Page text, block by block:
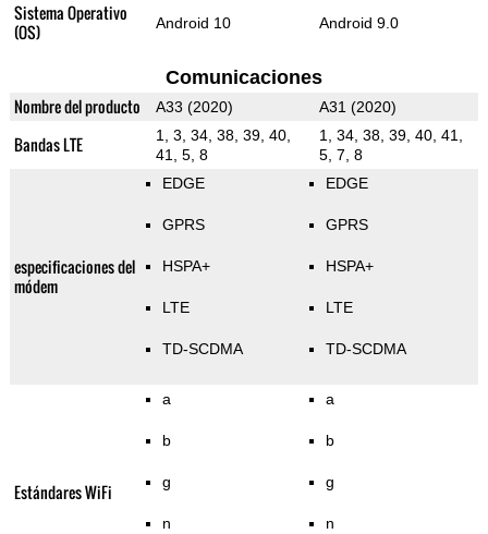
Sistema Operativo
(OS)
Android 10 Android 9.0
Comunicaciones
Nombre del producto A33 (2020) A31 (2020)
Bandas LTE
1, 3, 34, 38, 39, 40,
41, 5, 8
1, 34, 38, 39, 40, 41,
5, 7, 8
especificaciones del
módem
EDGE
GPRS
HSPA+
LTE
TD-SCDMA
EDGE
GPRS
HSPA+
LTE
TD-SCDMA
Estándares WiFi
a
b
g
n
a
b
g
n